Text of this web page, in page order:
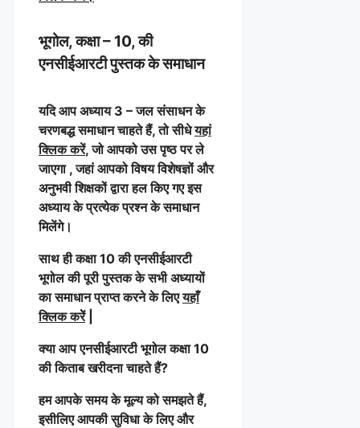
भूगोल, कक्षा – 10, की
एनसीईआरटी पुस्तक के समाधान
यदि आप अध्याय 3 – जल संसाधन के
चरणबद्ध समाधान चाहते हैं, तो सीधेयहां
क्लिक करें, जो आपको उस पृष्ठ पर ले
जाएगा , जहां आपको विषय विशेषज्ञों और
अनुभवी शिक्षकों द्वारा हल किए गए इस
अध्याय के प्रत्येक प्रश्न के समाधान
मिलेंगे।
साथ ही कक्षा 10 की एनसीईआरटी
भूगोल की पूरी पुस्तक के सभी अध्यायों
का समाधान प्राप्त करने के लिएयहाँ
क्लिक करेें|
क्या आप एनसीईआरटी भूगोल कक्षा 10
की किताब खरीदना चाहते हैं?
हम आपके समय के मूल्य को समझते हैं,
इसीलिए आपकी सुविधा के लिए और